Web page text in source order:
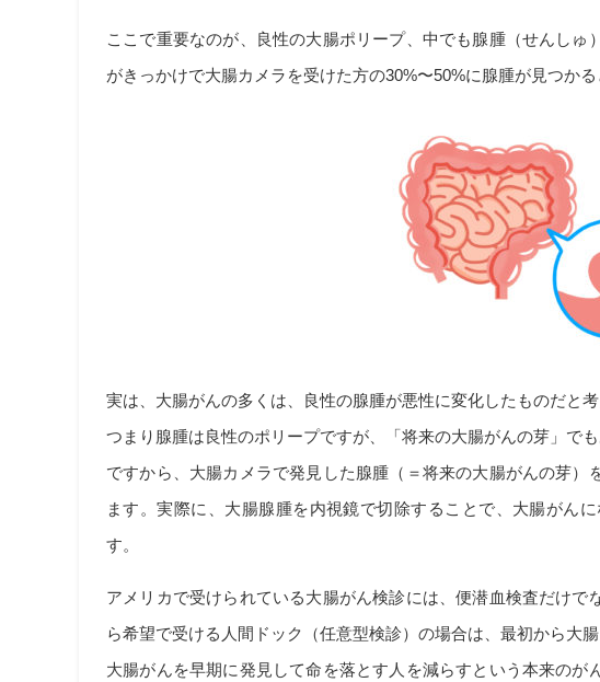
ここで重要なのが、良性の大腸ポリープ、中でも腺腫（せんし
がきっかけで大腸カメラを受けた方の30%〜50%に腺腫が見つかる
実は、大腸がんの多くは、良性の腺腫が悪性に変化したものだと考
つまり腺腫は良性のポリープですが、「将来の大腸がんの芽」でも
ですから、大腸カメラで発見した腺腫（＝将来の大腸がんの芽）
ます。実際に、大腸腺腫を内視鏡で切除することで、大腸がん
す。
アメリカで受けられている大腸がん検診には、便潜血検査だけ
ら希望で受ける人間ドック（任意型検診）の場合は、最初から大
大腸がんを早期に発見して命を落とす人を減らすという本来の